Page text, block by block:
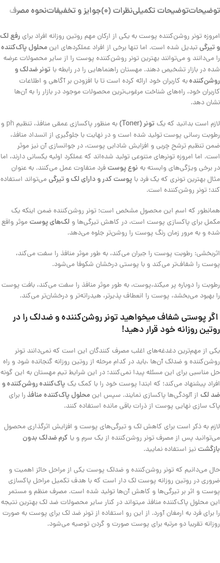
توضیحاتتوضیحات تکمیلینظرات (0) جوایز و تخفیفاتنحوه مصرف
امروزه تونر روشن‌کننده پوست به یکی از ارکان مهم روتین روزانه افراد برایرفع لک
و تیرگیتبدیل شده است. اما تنها برخی از افراد عملکردهای اینمحلول پاک‌کننده
را می‌دانند و می‌توانند بهترین تونر روشن‌کننده پوست را از سایر محصولات عرضه
شده در بازار تشخیص دهند. مهستان راهنماهایی را در رابطه با تونر ضدلک و
روشن‌کنندهبه کاربران خود ارائه کرده است تا با افزودن بر آگاهی و اطلاعات
کاربران خود، راه‌های شناخت مرغوب‌ترین محصولات موجود در بازار را به آن‌ها
نشان دهد.
لازم است بدانید که یک تونر (Toner)
به منظور پاکسازی عمقی منافذ، تنظیم ph و
رطوبت رسانی پوستتولید شده است و در نهایت با جلوگیری از انسداد منافذ،
ضمن تنظیم ترشح چربی و افزایش شادابی پوست، در جوانسازی آن نیز موثر
است. اما امروزه تونرهای متنوعی تولید شده‌اند که عملکرد اولیه یکسانی دارند، اما
در برخی ویژگی‌های وابسته به نوع پوستفرد متفاوت عمل می‌کنند. به عنوان
مثال بهترین تونری که یک فرد با پوست کدر و دارای لک و تیرگیمی‌تواند استفاده
کند؛ تونر روشن‌کننده است.
همانطور که اسم این محصول مشخص است؛ تونر روشن‌کننده ضمن اینکه یک
مکمل برای پاکسازی پوست است، در کاهش تیرگی‌ها و لک‌های پوستموثر واقع
شده و به مرور زمان رنگ پوست را روشن‌تر جلوه می‌دهد.
اثربخشی: رطوبت پوست را جبران می‌کند، به طور موثر منافذ را سفت می‌کند،
پوست را شفاف‌تر می‌کند و با پوستی درخشان شکوفا می‌شود.
رطوبت را دوباره پر میکند،پوست، به طور موثر منافذ را سفت می‌کند، بافت پوست
را بهبود می‌بخشد، پوست را انعطاف پذیرتر، هیدراته‌تر و درخشان‌تر می‌کند.
اگر پوستی شفاف میخواهید تونر روشن‌کننده و ضدلک را در
روتین روزانه خود قرار دهید!
یکی از مهم‌ترین دغدغه‌های اغلب مصرف کنندگان این است که نمی‌دانند تونر
روشن‌کننده و ضدلک آن‌ها ،باید در کدام مرحله از روتین روزانه گنجانده شود و راه
حل مناسبی برای این مسئله پیدا نمی‌کنند؛ در این شرایط تیم مهستان به این گونه
افراد پیشنهاد می‌کند؛ که ابتدا پوست خود را با کمک یک پاک‌کننده روشن‌کننده و
ضد لک از آلودگی‌ها پاکسازی نمایند. سپس اینمحلول پاک‌کنندهمنافذ را برای
پاک سازی نهایی پوست از ذرات باقی مانده استفاده کنند.
لازم به ذکر است برای کاهش لک و تیرگی‌های پوست و افزایش اثرگذاری محصول
می‌توانید پس از مصرف تونر روشن‌کننده از یک سرم و یا کرم ضدلک بدون
بازگشتنیز استفاده نمایید.
حال می‌دانیم که تونر روشن‌کننده و ضدلک پوست یکی از مراحل حائز اهمیت و
ضروری در روتین روزانه پوست لک دار است که با هدف تکمیل مراحل پاکسازی
پوست و اثر بر تیرگی‌ها و کاهش آن‌ها تولید شده است. مصرف منظم و مستمر
این محلول پاک‌کننده منافذ میتواند در کنار سایر محصولات ضد لک بهترین نتیجه
را برای فرد به ارمغان آورد. از این رو استفاده از تونر ضد لک برای پوست به صورت
روزانه تقریبا دو مرتبه برای پوست صورت و گردن توصیه می‌شود.